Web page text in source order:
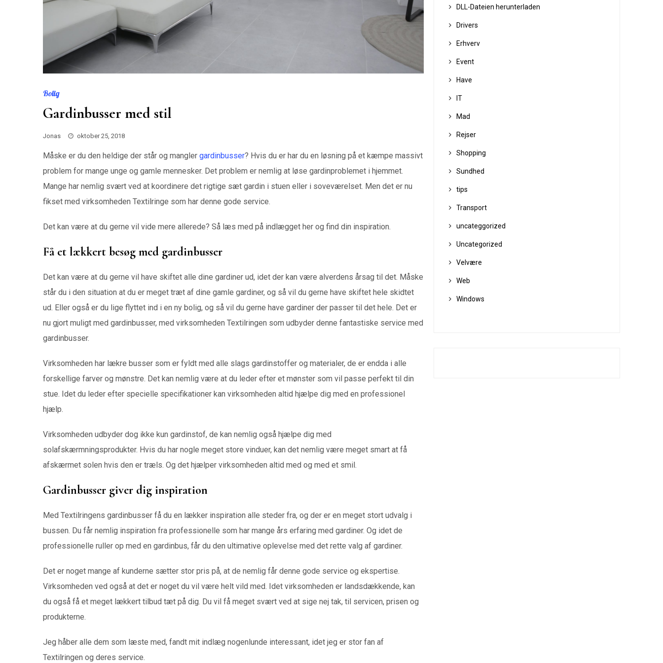
Bolig
Gardinbusser med stil
Jonas oktober 25, 2018
Måske er du den heldige der står og mangler gardinbusser? Hvis du er har du en løsning på et kæmpe massivt
problem for mange unge og gamle mennesker. Det problem er nemlig at løse gardinproblemet i hjemmet.
Mange har nemlig svært ved at koordinere det rigtige sæt gardin i stuen eller i soveværelset. Men det er nu
fikset med virksomheden Textilringe som har denne gode service.
Det kan være at du gerne vil vide mere allerede? Så læs med på indlægget her og find din inspiration.
Få et lækkert besøg med gardinbusser
Det kan være at du gerne vil have skiftet alle dine gardiner ud, idet der kan være alverdens årsag til det. Måske
står du i den situation at du er meget træt af dine gamle gardiner, og så vil du gerne have skiftet hele skidtet
ud. Eller også er du lige flyttet ind i en ny bolig, og så vil du gerne have gardiner der passer til det hele. Det er
nu gjort muligt med gardinbusser, med virksomheden Textilringen som udbyder denne fantastiske service med
gardinbusser.
Virksomheden har lækre busser som er fyldt med alle slags gardinstoffer og materialer, de er endda i alle
forskellige farver og mønstre. Det kan nemlig være at du leder efter et mønster som vil passe perfekt til din
stue. Idet du leder efter specielle specifikationer kan virksomheden altid hjælpe dig med en professionel
hjælp.
Virksomheden udbyder dog ikke kun gardinstof, de kan nemlig også hjælpe dig med
solafskærmningsprodukter. Hvis du har nogle meget store vinduer, kan det nemlig være meget smart at få
afskærmet solen hvis den er træls. Og det hjælper virksomheden altid med og med et smil.
Gardinbusser giver dig inspiration
Med Textilringens gardinbusser få du en lækker inspiration alle steder fra, og der er en meget stort udvalg i
bussen. Du får nemlig inspiration fra professionelle som har mange års erfaring med gardiner. Og idet de
professionelle ruller op med en gardinbus, får du den ultimative oplevelse med det rette valg af gardiner.
Det er noget mange af kunderne sætter stor pris på, at de nemlig får denne gode service og ekspertise.
Virksomheden ved også at det er noget du vil være helt vild med. Idet virksomheden er landsdækkende, kan
du også få et meget lækkert tilbud tæt på dig. Du vil få meget svært ved at sige nej tak, til servicen, prisen og
produkterne.
Jeg håber alle dem som læste med, fandt mit indlæg nogenlunde interessant, idet jeg er stor fan af
Textilringen og deres service.
DLL-Dateien herunterladen
Drivers
Erhverv
Event
Have
IT
Mad
Rejser
Shopping
Sundhed
tips
Transport
uncateggorized
Uncategorized
Velvære
Web
Windows